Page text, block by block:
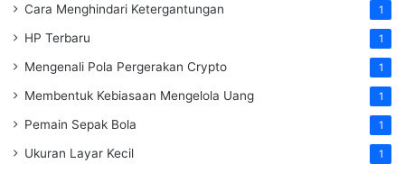
Cara Menghindari Ketergantungan 1
HP Terbaru 1
Mengenali Pola Pergerakan Crypto 1
Membentuk Kebiasaan Mengelola Uang 1
Pemain Sepak Bola 1
Ukuran Layar Kecil 1